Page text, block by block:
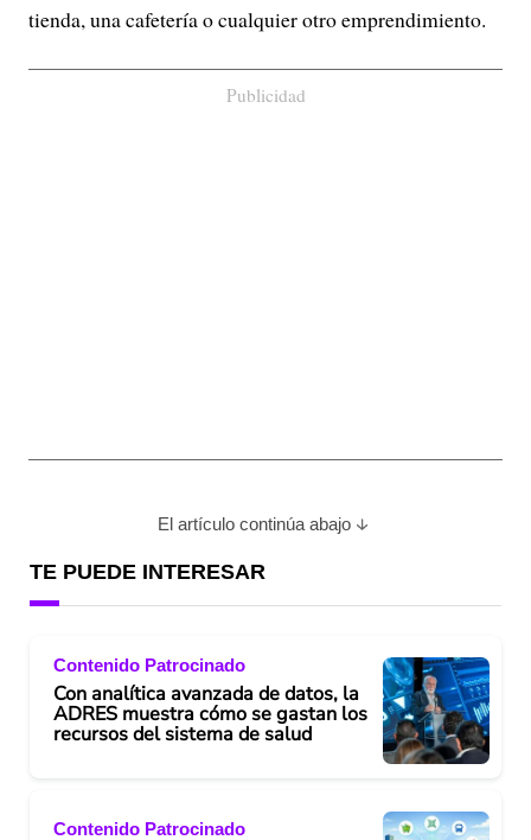
tienda, una cafetería o cualquier otro emprendimiento.
Publicidad
El artículo continúa abajo
TE PUEDE INTERESAR
Contenido Patrocinado
Con analítica avanzada de datos, la
ADRES muestra cómo se gastan los
recursos del sistema de salud
Contenido Patrocinado